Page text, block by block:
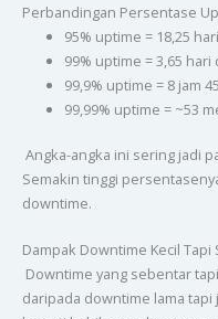
Perbandingan Persentase
95% uptime = 18,25
99% uptime = 3,65
99,9% uptime = 8 jam
99,99% uptime = ~53
Angka-angka ini sering jadi
Semakin tinggi
downtime.
Dampak Downtime Kecil Tapi
Downtime yang sebentar
daripada downtime lama